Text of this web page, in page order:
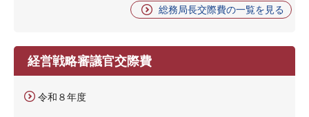
総務局長交際費の一覧を見る
経営戦略審議官交際費
令和８年度